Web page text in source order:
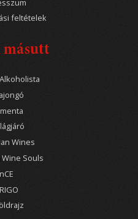
feltételek
Wines
Souls